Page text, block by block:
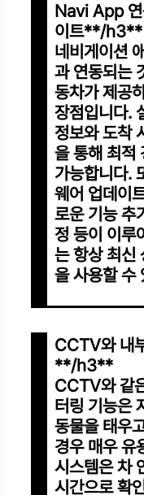
Navi App 연
이트**/h3**
네비게이션
과 연동되는
동차가 제공
장점입니다.
정보와 도착
을 통해 최적
가능합니다.
웨어 업데이
로운 기능 추
정 등이 이루
는 항상 최신
을 사용할 수
CCTV와 내
**/h3**
CCTV와 같
터링 기능은
동물을 태우
경우 매우 유
시스템은 차
시간으로 확